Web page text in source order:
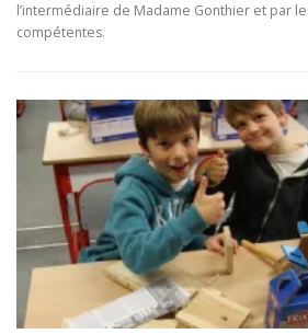
l’intermédiaire de Madame Gonthier et par
compétentes.